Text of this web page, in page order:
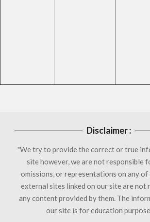
Disclaimer :
"We try to provide the correct or true
site however, we are not responsible
omissions, or representations on any of
external sites linked on our site are not
any content provided by them. The
our site is for education